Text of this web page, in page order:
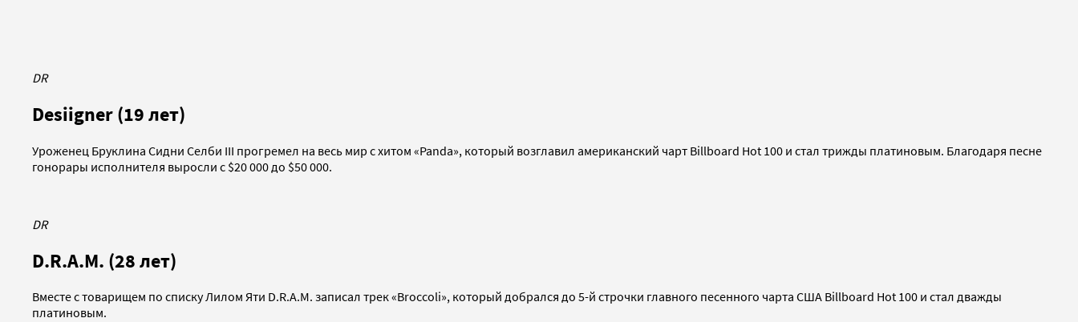
DR
Desiigner (19 лет)
Уроженец Бруклина Сидни Селби III прогремел на весь мир с хитом «Panda», который возглавил американский чарт Billboard Hot 100 и стал трижды платиновым. Благодаря песне
гонорары исполнителя выросли с $20 000 до $50 000.
DR
D.R.A.M. (28 лет)
Вместе с товарищем по списку Лилом Яти D.R.A.M. записал трек «Broccoli», который добрался до 5-й строчки главного песенного чарта США Billboard Hot 100 и стал дважды
платиновым.